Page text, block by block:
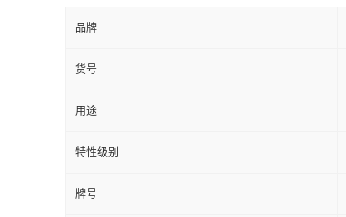
品牌
货号
用途
特性级别
牌号